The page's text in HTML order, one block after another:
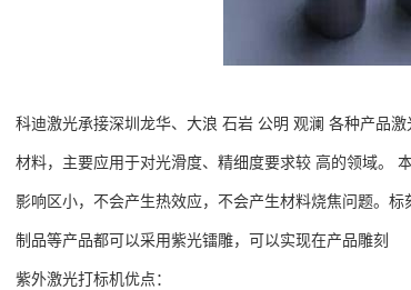
科迪激光承接深圳龙华、大浪 石岩 公明 观澜 各种产品
材料，主要应用于对光滑度、精细度要求较 高的领域。
影响区小，不会产生热效应，不会产生材料烧焦问题。
制品等产品都可以采用紫光镭雕，可以实现在产品雕刻
紫外激光打标机优点：